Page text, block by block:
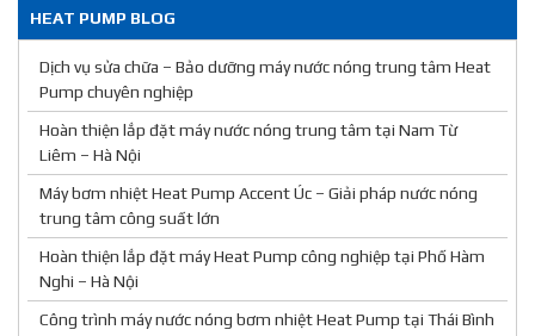
HEAT PUMP BLOG
Dịch vụ sửa chữa – Bảo dưỡng máy nước nóng trung tâm Heat
Pump chuyên nghiệp
Hoàn thiện lắp đặt máy nước nóng trung tâm tại Nam Từ
Liêm – Hà Nội
Máy bơm nhiệt Heat Pump Accent Úc – Giải pháp nước nóng
trung tâm công suất lớn
Hoàn thiện lắp đặt máy Heat Pump công nghiệp tại Phố Hàm
Nghi – Hà Nội
Công trình máy nước nóng bơm nhiệt Heat Pump tại Thái Bình